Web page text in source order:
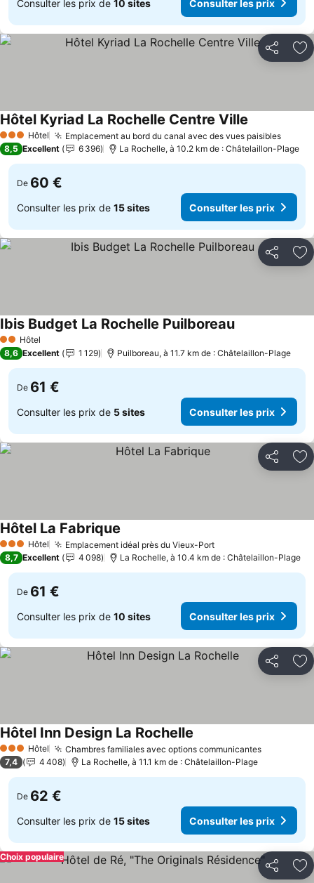
Consulter les prix de 10 sites Consulter les prix
Partager
3 ÉtoilesHôtel Emplacement au bord du canal avec des vues paisibles
Hôtel Kyriad La Rochelle Centre Ville
8,5 Excellent 6 396 La Rochelle, à 10.2 km de : Châtelaillon-Plage
De 60 €
Consulter les prix de 15 sites Consulter les prix
Partager
2 Étoiles
Hôtel
Ibis Budget La Rochelle Puilboreau
8,6 Excellent 1 129 Puilboreau, à 11.7 km de : Châtelaillon-Plage
De 61 €
Consulter les prix de 5 sites Consulter les prix
Partager
3 ÉtoilesHôtel Emplacement idéal près du Vieux-Port
Hôtel La Fabrique
8,7 Excellent 4 098 La Rochelle, à 10.4 km de : Châtelaillon-Plage
De 61 €
Consulter les prix de 10 sites Consulter les prix
Partager
3 ÉtoilesHôtel Chambres familiales avec options communicantes
Hôtel Inn Design La Rochelle
7,4 4 408 La Rochelle, à 11.1 km de : Châtelaillon-Plage
De 62 €
Consulter les prix de 15 sites Consulter les prix
Partager
Choix populaire